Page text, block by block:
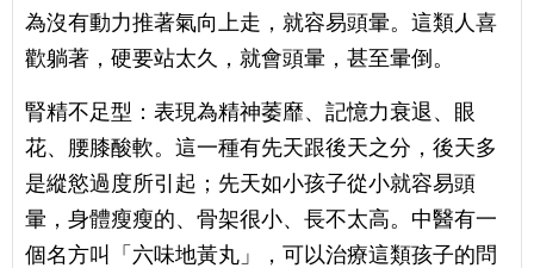
為沒有動力推著氣向上走，就容易頭暈。這類人喜
歡躺著，硬要站太久，就會頭暈，甚至暈倒。
腎精不足型：表現為精神萎靡、記憶力衰退、眼
花、腰膝酸軟。這一種有先天跟後天之分，後天多
是縱慾過度所引起；先天如小孩子從小就容易頭
暈，身體瘦瘦的、骨架很小、長不太高。中醫有一
個名方叫「六味地黃丸」，可以治療這類孩子的問